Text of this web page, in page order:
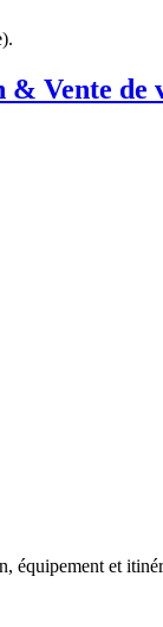
).
Vente de
et